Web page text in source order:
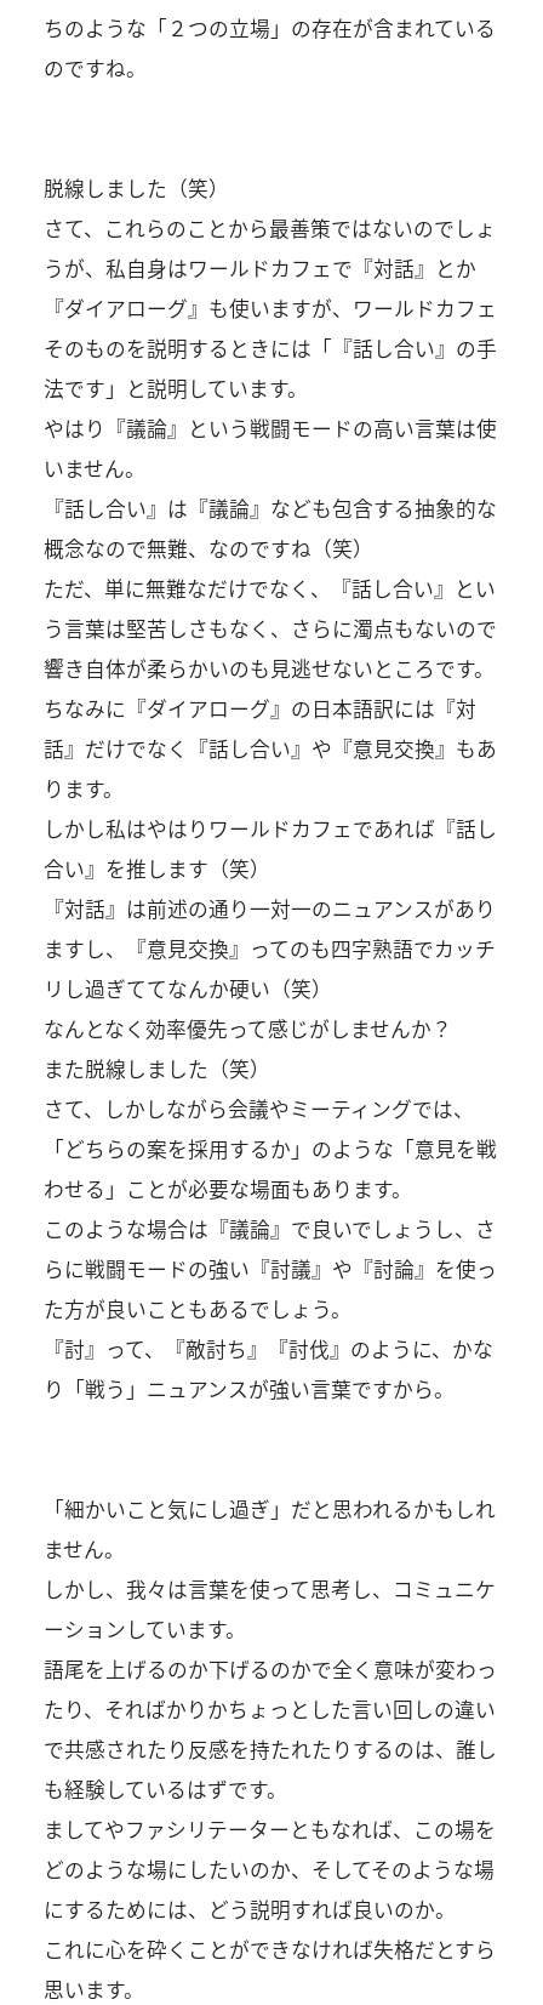
ちのような「２つの立場」の存在が含まれている
のですね。
脱線しました（笑）
さて、これらのことから最善策ではないのでしょ
うが、私自身はワールドカフェで『対話』とか
『ダイアローグ』も使いますが、ワールドカフェ
そのものを説明するときには「『話し合い』の手
法です」と説明しています。
やはり『議論』という戦闘モードの高い言葉は使
いません。
『話し合い』は『議論』なども包含する抽象的な
概念なので無難、なのですね（笑）
ただ、単に無難なだけでなく、『話し合い』とい
う言葉は堅苦しさもなく、さらに濁点もないので
響き自体が柔らかいのも見逃せないところです。
ちなみに『ダイアローグ』の日本語訳には『対
話』だけでなく『話し合い』や『意見交換』もあ
ります。
しかし私はやはりワールドカフェであれば『話し
合い』を推します（笑）
『対話』は前述の通り一対一のニュアンスがあり
ますし、『意見交換』ってのも四字熟語でカッチ
リし過ぎててなんか硬い（笑）
なんとなく効率優先って感じがしませんか？
また脱線しました（笑）
さて、しかしながら会議やミーティングでは、
「どちらの案を採用するか」のような「意見を戦
わせる」ことが必要な場面もあります。
このような場合は『議論』で良いでしょうし、さ
らに戦闘モードの強い『討議』や『討論』を使っ
た方が良いこともあるでしょう。
『討』って、『敵討ち』『討伐』のように、かな
り「戦う」ニュアンスが強い言葉ですから。
「細かいこと気にし過ぎ」だと思われるかもしれ
ません。
しかし、我々は言葉を使って思考し、コミュニケ
ーションしています。
語尾を上げるのか下げるのかで全く意味が変わっ
たり、そればかりかちょっとした言い回しの違い
で共感されたり反感を持たれたりするのは、誰し
も経験しているはずです。
ましてやファシリテーターともなれば、この場を
どのような場にしたいのか、そしてそのような場
にするためには、どう説明すれば良いのか。
これに心を砕くことができなければ失格だとすら
思います。